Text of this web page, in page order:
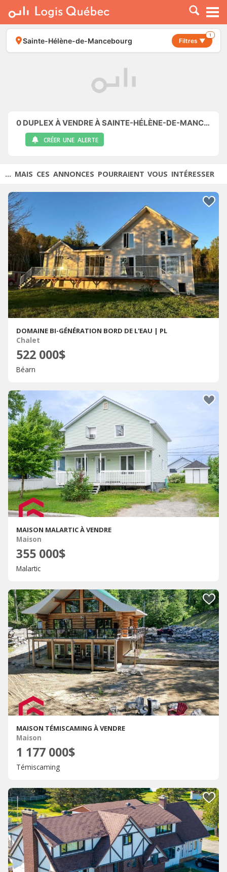
À LOUER
À VENDRE
PLACER UNE ANNONCE
Sainte-Hélène-de-Mancebourg Filtres ▼
1
0 DUPLEX À VENDRE À SAINTE-HÉLÈNE-DE-MANCEBOURG
CRÉER UNE ALERTE
... MAIS CES ANNONCES POURRAIENT VOUS INTÉRESSER
DOMAINE BI-GÉNÉRATION BORD DE L'EAU | PL
Chalet
522 000$
Béarn
MAISON MALARTIC À VENDRE
Maison
355 000$
Malartic
MAISON TÉMISCAMING À VENDRE
Maison
1 177 000$
Témiscaming